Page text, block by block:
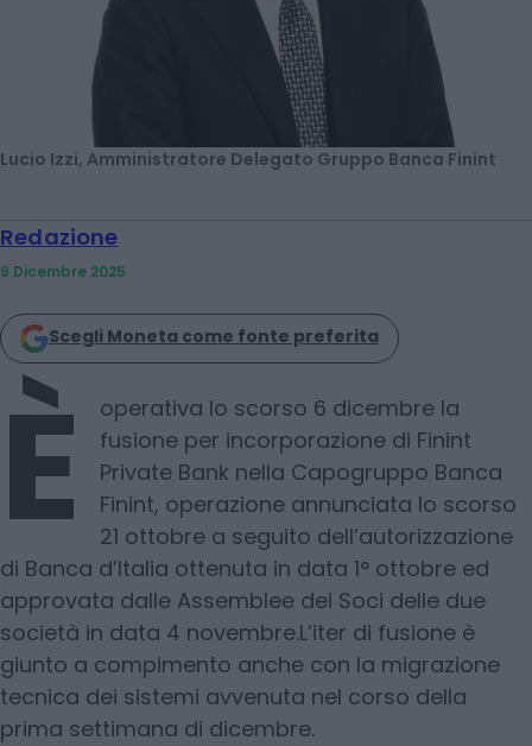
Lucio Izzi, Amministratore Delegato Gruppo Banca Finint
Redazione
9 Dicembre 2025
Scegli Moneta come fonte preferita
È
operativa lo scorso 6 dicembre la
fusione per incorporazione di Finint
Private Bank nella Capogruppo Banca
Finint, operazione annunciata lo scorso
21 ottobre a seguito dell’autorizzazione
di Banca d’Italia ottenuta in data 1° ottobre ed
approvata dalle Assemblee dei Soci delle due
società in data 4 novembre.L’iter di fusione è
giunto a compimento anche con la migrazione
tecnica dei sistemi avvenuta nel corso della
prima settimana di dicembre.